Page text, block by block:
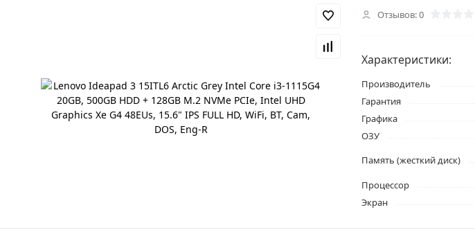
Отзывов: 0
Характеристики:
Производитель
Гарантия
Графика
ОЗУ
Память (жесткий диск)
Процессор
Экран